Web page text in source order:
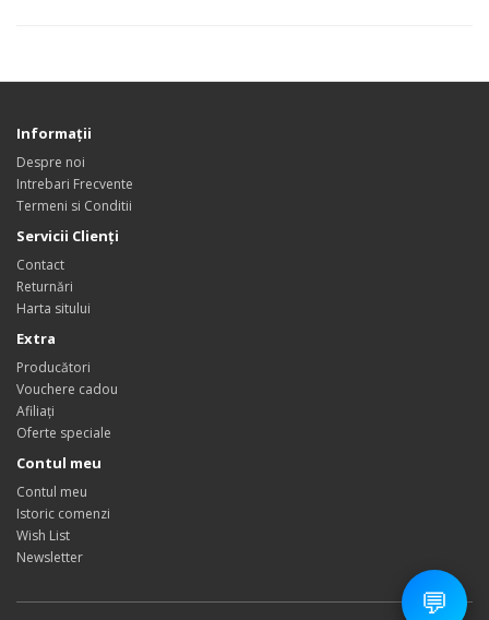
Informaţii
Despre noi
Intrebari Frecvente
Termeni si Conditii
Servicii Clienţi
Contact
Returnări
Harta sitului
Extra
Producători
Vouchere cadou
Afiliaţi
Oferte speciale
Contul meu
Contul meu
Istoric comenzi
Wish List
Newsletter
💬